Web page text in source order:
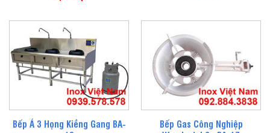
Bếp Á 3 Họng Kiềng Gang BA-
Bếp Gas Công Nghiệp